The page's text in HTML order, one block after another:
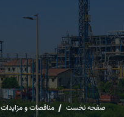
صفحه نخست مناقصات و مزایدات